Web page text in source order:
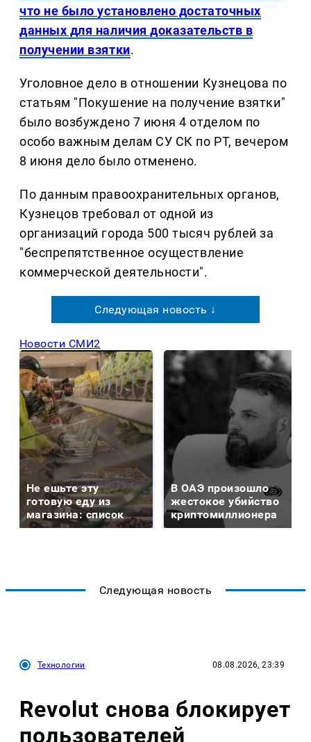
что не было установлено достаточных
данных для наличия доказательств в
получении взятки.
Уголовное дело в отношении Кузнецова по
статьям "Покушение на получение взятки"
было возбуждено 7 июня 4 отделом по
особо важным делам СУ СК по РТ, вечером
8 июня дело было отменено.
По данным правоохранительных органов,
Кузнецов требовал от одной из
организаций города 500 тысяч рублей за
"беспрепятственное осуществление
коммерческой деятельности".
Следующая новость ↓
Новости СМИ2
Не ешьте эту
готовую еду из
магазина: список
В ОАЭ произошло
жестокое убийство
криптомиллионера
Следующая новость
Технологии 08.08.2026, 23:39
Revolut снова блокирует
пользователей